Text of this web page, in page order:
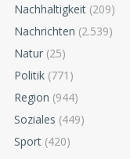
Nachhaltigkeit (209)
Nachrichten (2.539)
Natur (25)
Politik (771)
Region (944)
Soziales (449)
Sport (420)